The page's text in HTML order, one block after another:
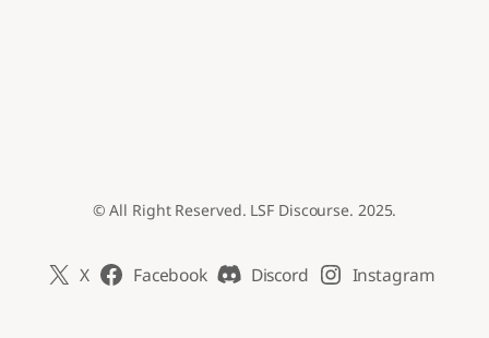
© All Right Reserved. LSF Discourse. 2025.
X Facebook Discord Instagram